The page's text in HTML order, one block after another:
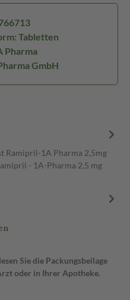
Tabletten
Pharma
GmbH
Ramipril-1A Pharma 2,5mg
- 1A-Pharma 2,5 mg
Sie die Packungsbeilage
oder in Ihrer Apotheke.